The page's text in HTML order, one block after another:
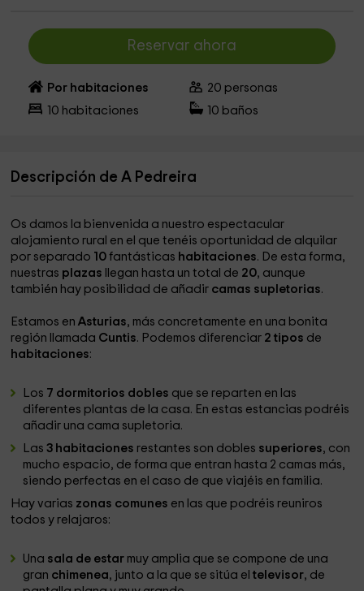
Reservar ahora
Por habitaciones 20 personas
10 habitaciones 10 baños
Descripción de A Pedreira
Os damos la bienvenida a nuestro espectacular
alojamiento rural en el que tenéis oportunidad de alquilar
por separado 10 fantásticas habitaciones. De esta forma,
nuestras plazas llegan hasta un total de 20, aunque
también hay posibilidad de añadir camas supletorias.
Estamos enAsturias, más concretamente en una bonita
región llamada Cuntis. Podemos diferenciar 2 tipos de
habitaciones:
Los 7 dormitorios dobles que se reparten en las
diferentes plantas de la casa. En estas estancias podréis
añadir una cama supletoria.
Las3 habitaciones restantes son dobles superiores, con
mucho espacio, de forma que entran hasta 2 camas más,
siendo perfectas en el caso de que viajéis en familia.
Hay varias zonas comunes en las que podréis reuniros
todos y relajaros:
Una sala de estar muy amplia que se compone de una
gran chimenea, junto a la que se sitúa eltelevisor, de